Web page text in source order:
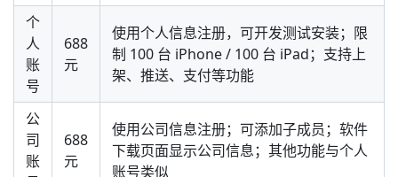
个
人
账
号
688
元
使用个人信息注册，可开发测试安装；限
制 100 台 iPhone / 100 台 iPad；支持上
架、推送、支付等功能
公
司
账
688
元
使用公司信息注册；可添加子成员；软件
下载页面显示公司信息；其他功能与个人
账号类似